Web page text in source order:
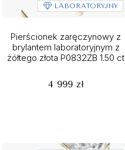
LABORATORYJNY
Pierścionek zaręczynowy z
brylantem laboratoryjnym z
żółtego złota P0832ZB 1.50 ct
4 999 zł